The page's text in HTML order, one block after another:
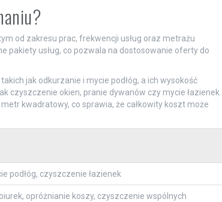
od zakresu prac, frekwencji usług oraz metrażu
pakiety usług, co pozwala na dostosowanie oferty do
jak odkurzanie i mycie podłóg, a ich wysokość
czyszczenie okien, pranie dywanów czy mycie łazienek.
kwadratowy, co sprawia, że całkowity koszt może
podłóg, czyszczenie łazienek
opróżnianie koszy, czyszczenie wspólnych